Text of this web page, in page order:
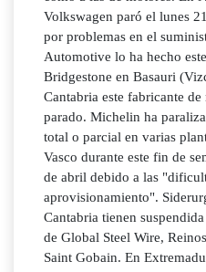
Volkswagen paró el lunes
por problemas en el
Automotive lo ha hecho
Bridgestone en Basauri
Cantabria este fabricante
parado. Michelin ha
total o parcial en varias
Vasco durante este fin de
de abril debido a las
aprovisionamiento".
Cantabria tienen
de Global Steel Wire,
Saint Gobain. En